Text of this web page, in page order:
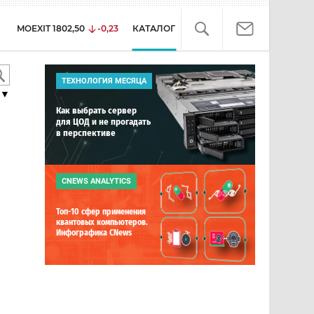
MOEXIT 1802,50 -0,23 КАТАЛОГ
ТЕХНОЛОГИЯ МЕСЯЦА
Как выбрать сервер
для ЦОД и не прогадать
в перспективе
CNEWS ANALYTICS
Топ-10 сфер применения
квантовых компьютеров.
Инфографика CNews